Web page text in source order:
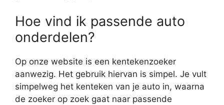
Hoe vind ik passende auto
onderdelen?
Op onze website is een kentekenzoeker
aanwezig. Het gebruik hiervan is simpel. Je vult
simpelweg het kenteken van je auto in, waarna
de zoeker op zoek gaat naar passende